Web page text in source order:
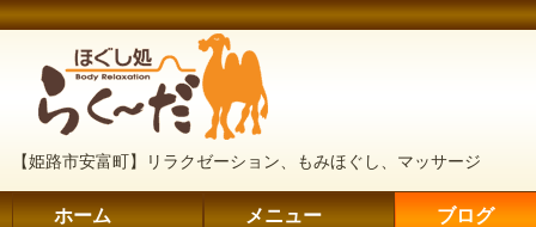
【姫路市安富町】リラクゼーション、もみほぐし、マッサージ
ホーム メニュー ブログ